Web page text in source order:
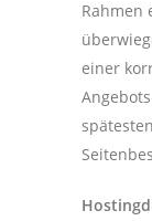
Rahmen
einer